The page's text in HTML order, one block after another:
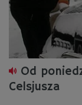
Od
Celsjusza